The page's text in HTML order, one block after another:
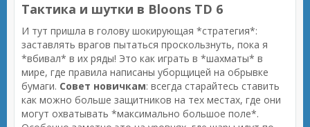
Тактика и шутки в Bloons TD 6
И тут пришла в голову шокирующая *стратегия*:
заставлять врагов пытаться проскользнуть, пока я
*вбивал* в их ряды! Это как играть в *шахматы* в
мире, где правила написаны уборщицей на обрывке
бумаги. Совет новичкам: всегда старайтесь ставить
как можно больше защитников на тех местах, где они
могут охватывать *максимально большое поле*.